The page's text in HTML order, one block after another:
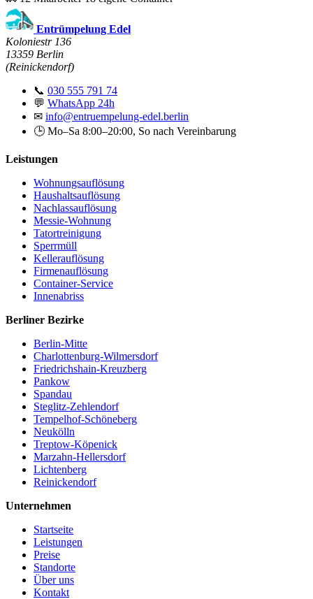
Entrümpelung Edel
Koloniestr 136
13359 Berlin
(Reinickendorf)
📞 030 555 791 74
💬 WhatsApp 24h
✉ info@entruempelung-edel.berlin
🕒 Mo–Sa 8:00–20:00, So nach Vereinbarung
Leistungen
Wohnungsauflösung
Haushaltsauflösung
Nachlassauflösung
Messie-Wohnung
Tatortreinigung
Sperrmüll
Kellerauflösung
Firmenauflösung
Container-Service
Innenabriss
Berliner Bezirke
Berlin-Mitte
Charlottenburg-Wilmersdorf
Friedrichshain-Kreuzberg
Pankow
Spandau
Steglitz-Zehlendorf
Tempelhof-Schöneberg
Neukölln
Treptow-Köpenick
Marzahn-Hellersdorf
Lichtenberg
Reinickendorf
Unternehmen
Startseite
Leistungen
Preise
Standorte
Über uns
Kontakt